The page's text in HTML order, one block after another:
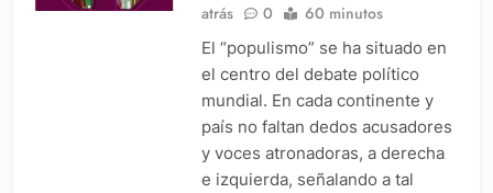
atrás
0 60 minutos
El “populismo” se ha situado en
el centro del debate político
mundial. En cada continente y
país no faltan dedos acusadores
y voces atronadoras, a derecha
e izquierda, señalando a tal